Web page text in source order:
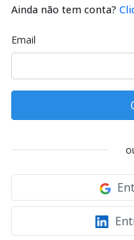
Ainda não tem conta?
Email